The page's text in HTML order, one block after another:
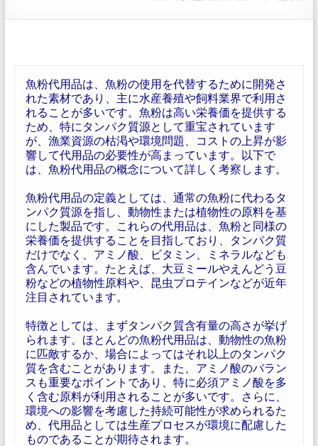
魚粉代用品は、魚粉の使用を代替するために開発さ
れた素材であり、主に水産養殖や飼料業界で利用さ
れることが多いです。魚粉は高い栄養価を提供する
ため、特にタンパク質源として重宝されています
が、漁業資源の枯渇や環境問題、コストの上昇が影
響して代用品の必要性が高まっています。以下で
は、魚粉代用品の概念について詳しく考察します。
魚粉代用品の定義としては、通常の魚粉に代わるタ
ンパク質源を指し、動物性または植物性の原料を基
にした製品です。これらの代用品は、魚粉と同様の
栄養価を提供することを目指しており、タンパク質
だけでなく、アミノ酸、ビタミン、ミネラルなども
含んでいます。たとえば、大豆ミールやえんどう豆
粉などの植物性原料や、昆虫プロテインなどが近年
注目されています。
特徴としては、まずタンパク質含有量の高さが挙げ
られます。ほとんどの魚粉代用品は、動物性の魚粉
に匹敵するか、場合によってはそれ以上のタンパク
質を含むことがあります。また、アミノ酸のバラン
スも重要なポイントであり、特に必須アミノ酸を多
く含む原料が利用されることが多いです。さらに、
環境への影響を考慮した持続可能性が求められるた
め、代用品としては生産プロセスが環境に配慮した
ものであることが期待されます。